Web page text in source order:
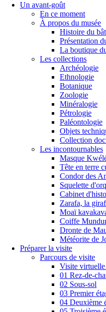
Un avant-goût
En ce moment
À propos du musée
Histoire du
Présentation
La boutique
Les collections
Archéologie
Ethnologie
Botanique
Zoologie
Minéralogie
Pétrologie
Paléontologie
Objets
Collection
Les incontournables
Masque
Tête en terre
Condor des
Squelette
Cabinet
Zarafa, la
Moaï
Coiffe
Dronte de
Météorite de
Préparer la visite
Parcours de visite
Visite virtuelle
01 Rez-de-
02 Sous-sol
03 Premier
04 Deuxième